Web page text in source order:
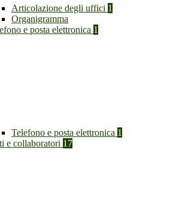
Articolazione degli uffici 1
Organigramma
e posta elettronica 1
Telefono e posta elettronica 1
e collaboratori 17